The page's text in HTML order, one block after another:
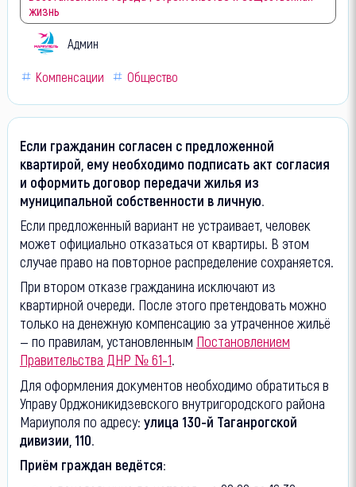
жизнь
Админ
Компенсации Общество
Если гражданин согласен с предложенной
квартирой, ему необходимо подписать акт согласия
и оформить договор передачи жилья из
муниципальной собственности в личную.
Если предложенный вариант не устраивает, человек
может официально отказаться от квартиры. В этом
случае право на повторное распределение сохраняется.
При втором отказе гражданина исключают из
квартирной очереди. После этого претендовать можно
только на денежную компенсацию за утраченное жильё
— по правилам, установленным Постановлением
Правительства ДНР № 61-1.
Для оформления документов необходимо обратиться в
Управу Орджоникидзевского внутригородского района
Мариуполя по адресу: улица 130-й Таганрогской
дивизии, 110.
Приём граждан ведётся: